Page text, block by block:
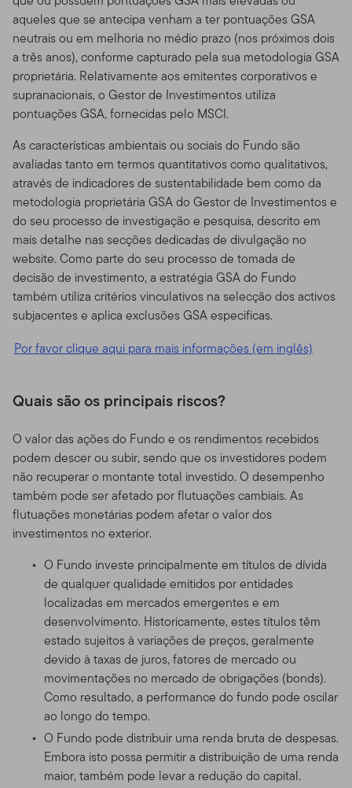
aqueles que se antecipa venham a ter pontuações GSA
neutrais ou em melhoria no médio prazo (nos próximos dois
a três anos), conforme capturado pela sua metodologia GSA
proprietária. Relativamente aos emitentes corporativos e
supranacionais, o Gestor de Investimentos utiliza
pontuações GSA, fornecidas pelo MSCI.
As características ambientais ou sociais do Fundo são
avaliadas tanto em termos quantitativos como qualitativos,
através de indicadores de sustentabilidade bem como da
metodologia proprietária GSA do Gestor de Investimentos e
do seu processo de investigação e pesquisa, descrito em
mais detalhe nas secções dedicadas de divulgação no
website. Como parte do seu processo de tomada de
decisão de investimento, a estratégia GSA do Fundo
também utiliza critérios vinculativos na selecção dos activos
subjacentes e aplica exclusões GSA especificas.
Por favor clique aqui para mais informações (em inglês)
Quais são os principais riscos?
O valor das ações do Fundo e os rendimentos recebidos
podem descer ou subir, sendo que os investidores podem
não recuperar o montante total investido. O desempenho
também pode ser afetado por flutuações cambiais. As
flutuações monetárias podem afetar o valor dos
investimentos no exterior.
O Fundo investe principalmente em títulos de dívida
de qualquer qualidade emitidos por entidades
localizadas em mercados emergentes e em
desenvolvimento. Historicamente, estes títulos têm
estado sujeitos à variações de preços, geralmente
devido à taxas de juros, fatores de mercado ou
movimentações no mercado de obrigações (bonds).
Como resultado, a performance do fundo pode oscilar
ao longo do tempo.
O Fundo pode distribuir uma renda bruta de despesas.
Embora isto possa permitir a distribuição de uma renda
maior, também pode levar a redução do capital.